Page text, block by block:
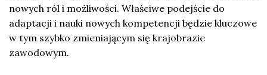
nowych ról i możliwości. Właściwe podejście do
adaptacji i nauki nowych kompetencji będzie kluczowe
w tym szybko zmieniającym się krajobrazie
zawodowym.